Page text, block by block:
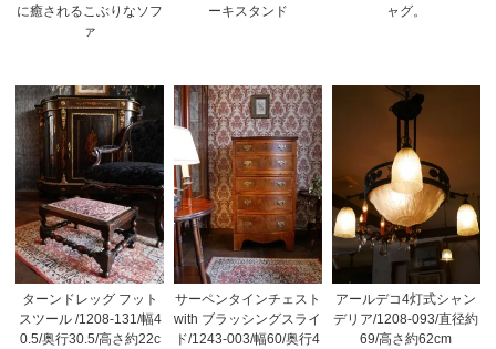
に癒されるこぶりなソフ
ァ
ーキスタンド
ャグ。
ターンドレッグ フット
スツール /1208-131/幅4
0.5/奥行30.5/高さ約22c
サーペンタインチェスト
with ブラッシングスライ
ド/1243-003/幅60/奥行4
アールデコ4灯式シャン
デリア/1208-093/直径約
69/高さ約62cm